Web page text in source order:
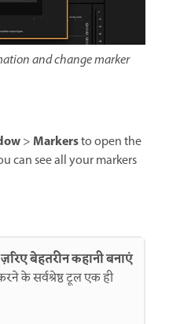
and change marker
>Markersto open the
can see all your markers
बेहतरीन कहानी बनाएं
के सर्वश्रेष्ठ टूल एक ही